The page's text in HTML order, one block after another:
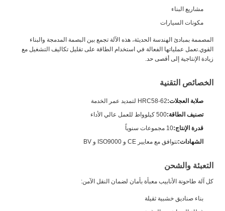
مشاريع البناء
مكونات السيارات
المصممة بمبادئ الهندسة الحديثة، هذه الآلة تجمع بين البصمة المدمجة والبناء
القوي.تعمل عملياتها الفعالة في استخدام الطاقة على تقليل تكاليف التشغيل مع
زيادة الإنتاجية إلى أقصى حد.
الخصائص التقنية
صلابة العجلات:HRC58-62 لتمديد عمر الخدمة
تصنيف الطاقة:500 كيلوواط للعمل عالي الأداء
قدرة الإنتاج:10 مجموعات سنوياً
الشهادات:تتوافق مع معايير CE و ISO9000 و BV
التعبئة والشحن
كل آلة طاحونة الأنابيب معبأة بأمان لضمان النقل الآمن:
بناء صناديق خشبية ثقيلة